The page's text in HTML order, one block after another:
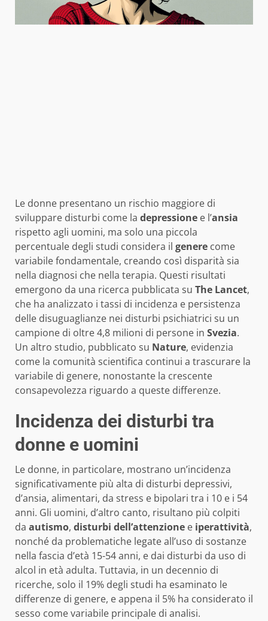
Le donne presentano un rischio maggiore di
sviluppare disturbi come la depressione e l’ansia
rispetto agli uomini, ma solo una piccola
percentuale degli studi considera il genere come
variabile fondamentale, creando così disparità sia
nella diagnosi che nella terapia. Questi risultati
emergono da una ricerca pubblicata su The Lancet,
che ha analizzato i tassi di incidenza e persistenza
delle disuguaglianze nei disturbi psichiatrici su un
campione di oltre 4,8 milioni di persone in Svezia.
Un altro studio, pubblicato su Nature, evidenzia
come la comunità scientifica continui a trascurare la
variabile di genere, nonostante la crescente
consapevolezza riguardo a queste differenze.
Incidenza dei disturbi tra
donne e uomini
Le donne, in particolare, mostrano un’incidenza
significativamente più alta di disturbi depressivi,
d’ansia, alimentari, da stress e bipolari tra i 10 e i 54
anni. Gli uomini, d’altro canto, risultano più colpiti
da autismo, disturbi dell’attenzione e iperattività,
nonché da problematiche legate all’uso di sostanze
nella fascia d’età 15-54 anni, e dai disturbi da uso di
alcol in età adulta. Tuttavia, in un decennio di
ricerche, solo il 19% degli studi ha esaminato le
differenze di genere, e appena il 5% ha considerato il
sesso come variabile principale di analisi.